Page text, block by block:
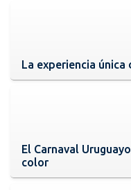
La experiencia única
El Carnaval
color